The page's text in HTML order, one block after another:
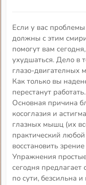
Если у вас
должны с этим
помогут вам
ухудшаться. Дело в
глазо-двигателных
Как только вы
перестанут работать.
Основная причина
косоглазия и
глазных мышц (их
практический
восстановить
Упражнения
сегодня
по сути, безсильна